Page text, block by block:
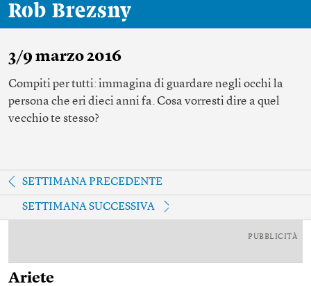
Rob Brezsny
3/9 marzo 2016
Compiti per tutti: immagina di guardare negli occhi la
persona che eri dieci anni fa. Cosa vorresti dire a quel
vecchio te stesso?
SETTIMANA PRECEDENTE
SETTIMANA SUCCESSIVA
PUBBLICITÀ
Ariete